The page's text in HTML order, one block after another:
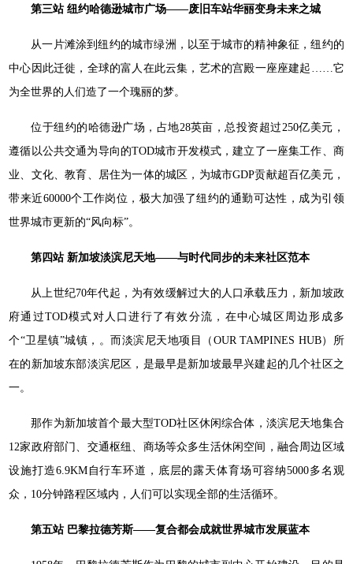
第三站 纽约哈德逊城市广场——废旧车站华丽变身未来之城
从一片滩涂到纽约的城市绿洲，以至于城市的精神象征，纽约的
中心因此迁徙，全球的富人在此云集，艺术的宫殿一座座建起……它
为全世界的人们造了一个瑰丽的梦。
位于纽约的哈德逊广场，占地28英亩，总投资超过250亿美元，
遵循以公共交通为导向的TOD城市开发模式，建立了一座集工作、商
业、文化、教育、居住为一体的城区，为城市GDP贡献超百亿美元，
带来近60000个工作岗位，极大加强了纽约的通勤可达性，成为引领
世界城市更新的“风向标”。
第四站 新加坡淡滨尼天地——与时代同步的未来社区范本
从上世纪70年代起，为有效缓解过大的人口承载压力，新加坡政
府通过TOD模式对人口进行了有效分流，在中心城区周边形成多
个“卫星镇”城镇，。而淡滨尼天地项目（OUR TAMPINES HUB）所
在的新加坡东部淡滨尼区，是最早是新加坡最早兴建起的几个社区之
一。
那作为新加坡首个最大型TOD社区休闲综合体，淡滨尼天地集合
12家政府部门、交通枢纽、商场等众多生活休闲空间，融合周边区域
设施打造6.9KM自行车环道，底层的露天体育场可容纳5000多名观
众，10分钟路程区域内，人们可以实现全部的生活循环。
第五站 巴黎拉德芳斯——复合都会成就世界城市发展蓝本